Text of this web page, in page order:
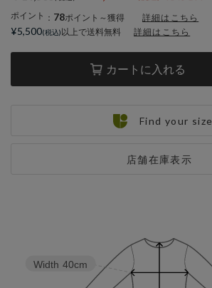
ポイント ： 78ポイント～獲得 詳細はこちら
カートに入れる
店舗在庫表示
¥5,500 以上で送料無料 詳細はこちら
Find your size
Width 40cm